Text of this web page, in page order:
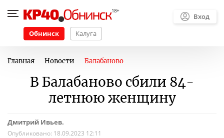
Обнинск Калуга
Вход
Главная Новости Балабаново
В Балабаново сбили 84-
летнюю женщину
Дмитрий Ивьев.
Опубликовано: 18.09.2023 12:11